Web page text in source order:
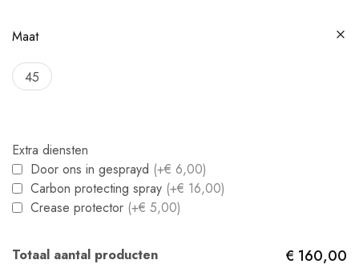
Maat
45
Extra diensten
Door ons in gesprayd (+€ 6,00)
Carbon protecting spray (+€ 16,00)
Crease protector (+€ 5,00)
Totaal aantal producten € 160,00